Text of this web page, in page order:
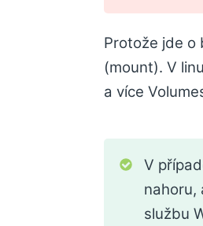
Protože jde o
(mount). V
a více
V
nahoru,
službu